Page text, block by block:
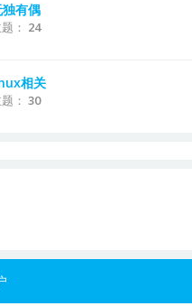
有偶
： 24
相关
： 30